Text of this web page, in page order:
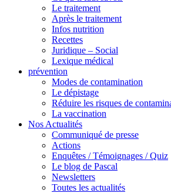
Le traitement
Après le traitement
Infos nutrition
Recettes
Juridique – Social
Lexique médical
prévention
Modes de contamination
Le dépistage
Réduire les risques de
La vaccination
Nos Actualités
Communiqué de presse
Actions
Enquêtes / Témoignages / Quiz
Le blog de Pascal
Newsletters
Toutes les actualités